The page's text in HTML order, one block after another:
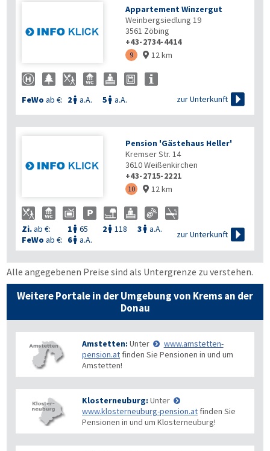
Appartement Winzergut
Weinbergsiedlung 19
3561 Zöbing
+43-2734-4414
9  12 km
FeWo ab €: 2  a.A. 5  a.A. zur Unterkunft 
Pension 'Gästehaus Heller'
Kremser Str. 14
3610Weißenkirchen
+43-2715-2221
10  12 km
Zi.ab €: 1  65 2  118 3  a.A.
FeWo ab €: 6 a.A.
zur Unterkunft 
Alle angegebenen Preise sind als Untergrenze zu verstehen.
Weitere Portale in der Umgebung von Krems an der
Donau
Amstetten: Unter
www.amstetten-
pension.at finden Sie Pensionen in und um
Amstetten!
Klosterneuburg: Unter
www.klosterneuburg-pension.at finden Sie
Pensionen in und um Klosterneuburg!